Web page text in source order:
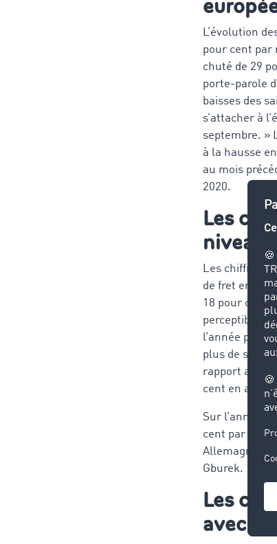
L’évolution
pour cent par
chuté de 29
porte-parole
baisses des
s’attacher à
septembre. »
à la hausse
au mois
2020.
Les
niveau
Les chiffres
de fret
18 pour cent
perceptible :
l’année
plus de
rapport aux
cent en août,
Sur l’année
cent par
Allemagne,
Gburek.
Les
avec